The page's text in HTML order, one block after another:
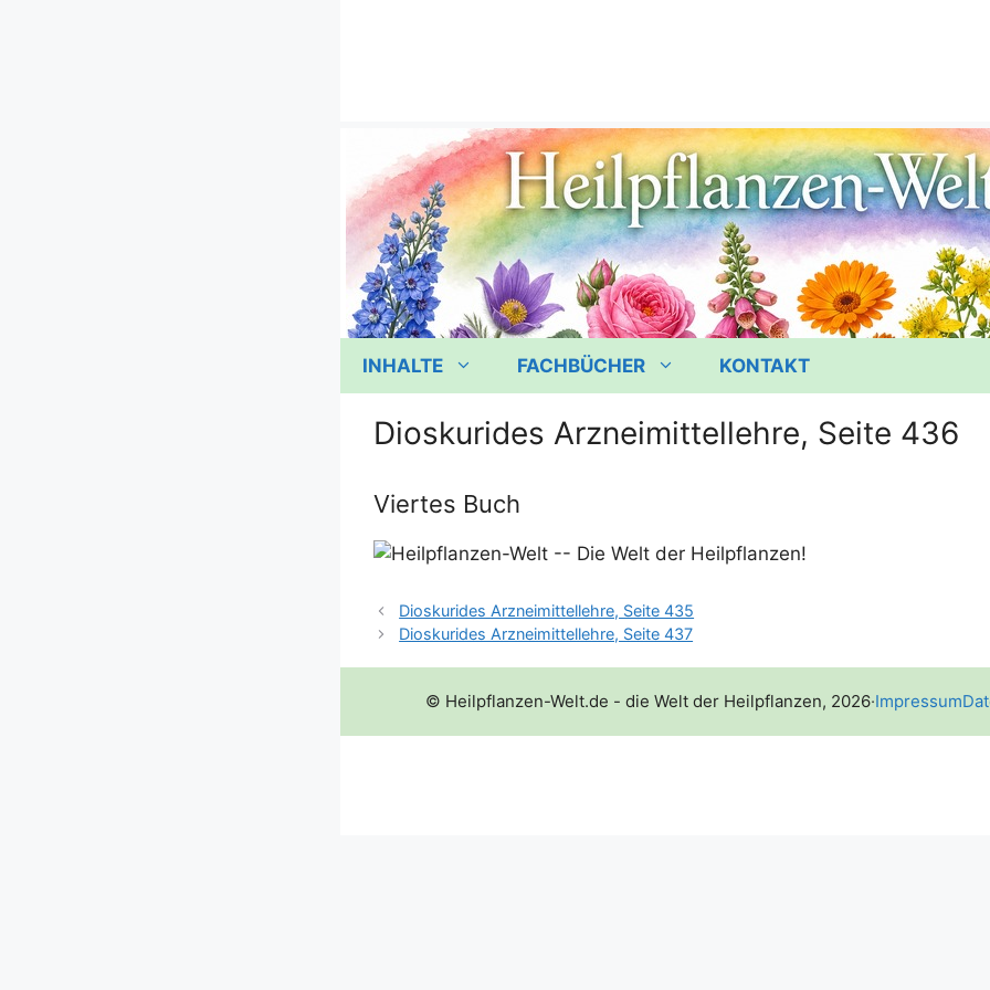
INHALTE FACHBÜCHER KONTAKT
Dioskurides Arzneimittellehre, Seite 436
Viertes Buch
Dioskurides Arzneimittellehre, Seite 435
Dioskurides Arzneimittellehre, Seite 437
© Heilpflanzen-Welt.de - die Welt der Heilpflanzen, 2026·Impressum